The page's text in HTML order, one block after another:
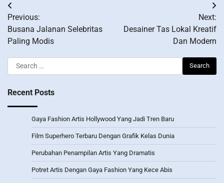
Post
navigation
Previous:
Busana Jalanan Selebritas
Paling Modis
Next:
Desainer Tas Lokal Kreatif
Dan Modern
Search
for:
Recent Posts
Gaya Fashion Artis Hollywood Yang Jadi Tren Baru
Film Superhero Terbaru Dengan Grafik Kelas Dunia
Perubahan Penampilan Artis Yang Dramatis
Potret Artis Dengan Gaya Fashion Yang Kece Abis